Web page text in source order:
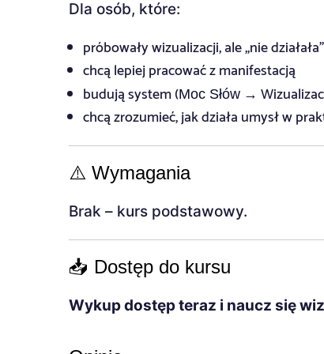
Dla osób, które:
próbowały wizualizacji, ale „nie działała”
chcą lepiej pracować z manifestacją
budują system (Moc Słów →
chcą zrozumieć, jak działa umysł w
⚠️ Wymagania
Brak – kurs podstawowy.
📥 Dostęp do kursu
Wykup dostęp teraz i naucz się